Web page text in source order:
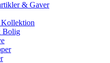
& Gaver
Bolig